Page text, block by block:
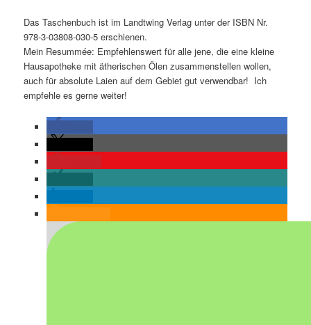
Das Taschenbuch ist im Landtwing Verlag unter der ISBN Nr.
978-3-03808-030-5 erschienen.
Mein Resummée: Empfehlenswert für alle jene, die eine kleine
Hausapotheke mit ätherischen Ölen zusammenstellen wollen,
auch für absolute Laien auf dem Gebiet gut verwendbar! Ich
empfehle es gerne weiter!